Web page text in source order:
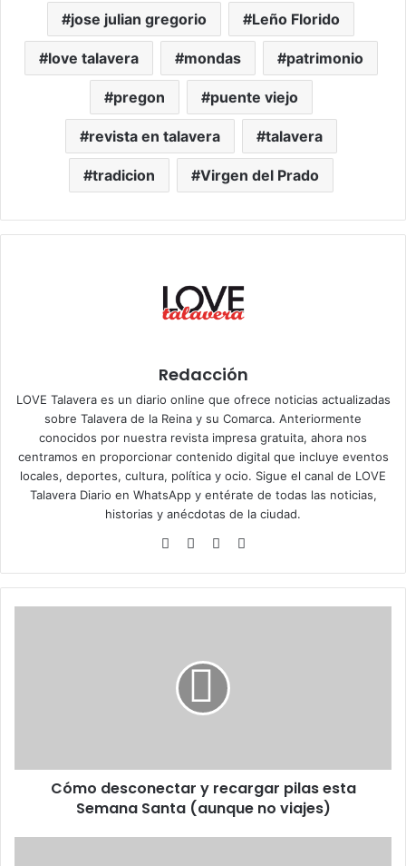
jose julian gregorio Leño Florido
love talavera mondas patrimonio
pregon puente viejo
revista en talavera talavera
tradicion Virgen del Prado
Redacción
LOVE Talavera es un diario online que ofrece noticias actualizadas
sobre Talavera de la Reina y su Comarca. Anteriormente
conocidos por nuestra revista impresa gratuita, ahora nos
centramos en proporcionar contenido digital que incluye eventos
locales, deportes, cultura, política y ocio. Sigue el canal de LOVE
Talavera Diario en WhatsAppy entérate de todas las noticias,
historias y anécdotas de la ciudad.
Siti
we
b
Fa
bo
ok
X
ra
m
o
Cómo desconectar y recargar pilas esta
Semana Santa (aunque no viajes)